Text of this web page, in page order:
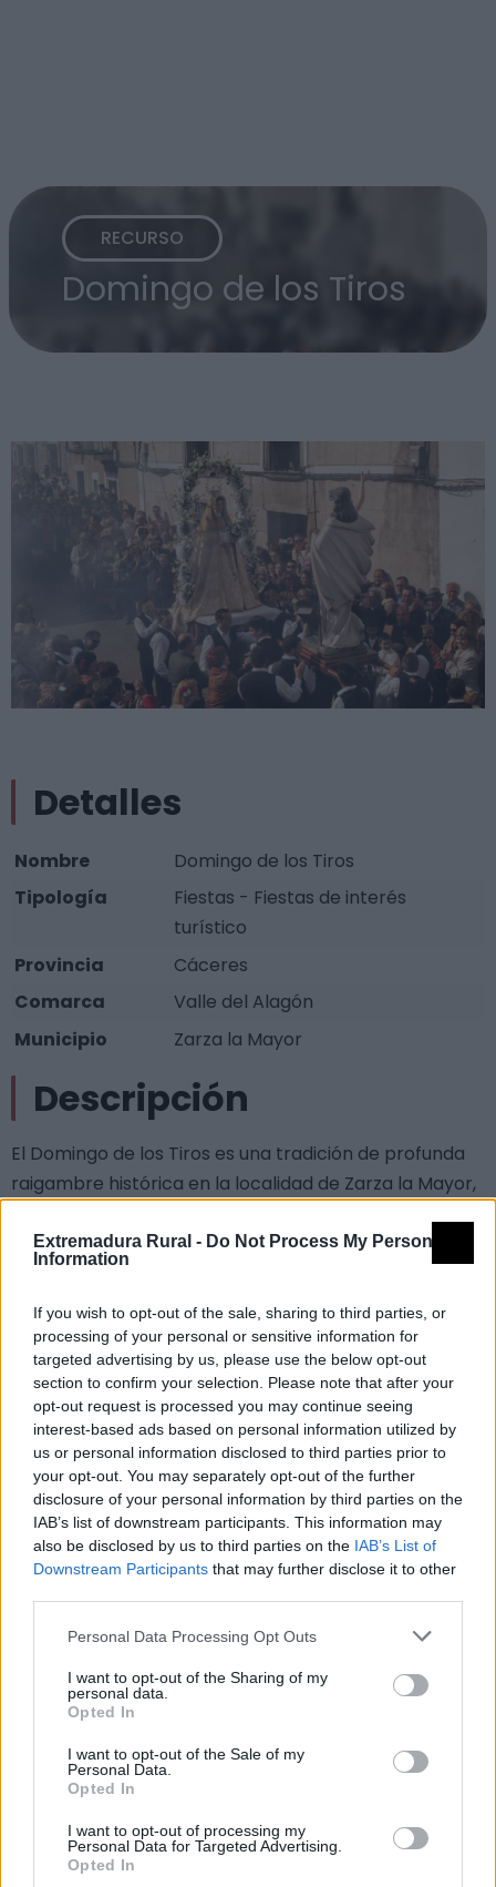
Extremadura Rural - Do Not Process My Personal
Information
If you wish to opt-out of the sale, sharing to third parties, or
processing of your personal or sensitive information for
targeted advertising by us, please use the below opt-out
section to confirm your selection. Please note that after your
opt-out request is processed you may continue seeing
interest-based ads based on personal information utilized by
us or personal information disclosed to third parties prior to
your opt-out. You may separately opt-out of the further
disclosure of your personal information by third parties on the
IAB’s list of downstream participants. This information may
also be disclosed by us to third parties on the IAB’s List of
Downstream Participants that may further disclose it to other
Personal Data Processing Opt Outs
I want to opt-out of the Sharing of my
personal data.
Opted In
I want to opt-out of the Sale of my
Personal Data.
Opted In
I want to opt-out of processing my
Personal Data for Targeted Advertising.
Opted In
RECURSO
Domingo de los Tiros
Detalles
Nombre
Domingo de los Tiros
Tipología
Fiestas - Fiestas de interés
turístico
Provincia
Cáceres
Comarca
Valle del Alagón
Municipio
Zarza la Mayor
Descripción
El Domingo de los Tiros es una tradición de profunda
raigambre histórica en la localidad de Zarza la Mayor,
el siglo XVIII. Su singularidad reside en la unión de la
dimensión religiosa y festiva, el uso del traje regional,
las salvas de escopeta, la procesión y los bailes
típicos.
La fiesta conmemora la resurrección de Jesús
mediante el encuentro procesional entre las
imágenes del Cristo Resucitado y la Virgen del Castillo.
Las imágenes salen desde puntos distintos de la
localidad y recorren las calles hasta encontrarse en
la Plazuela. Allí tiene lugar la esperada Reverencia, en
la que los mayordomos portan las imágenes frente a
frente y escenifican el encuentro entre madre e hijo.
Este acto se repite tres veces, acompañado por el
sonido de las salvas, los cohetes, la música y la
instantes más intensos y representativos de la fiesta.
La tradición popular sitúa el origen de esta fiesta en el
permiso que los hombres tenían para salir a cazar el
Domingo de Resurrección, después de la cuaresma. Al
imágenes de Jesús Rescatado y la Virgen del Castillo,
disparaban sus escopetas al aire en señal de alegría,